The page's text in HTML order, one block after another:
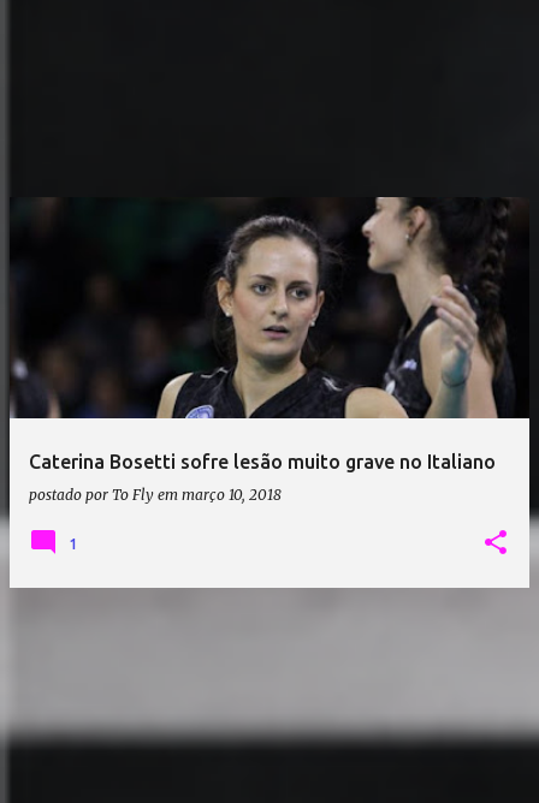
Caterina Bosetti sofre lesão muito grave no Italiano
postado por To Fly em março 10, 2018
1